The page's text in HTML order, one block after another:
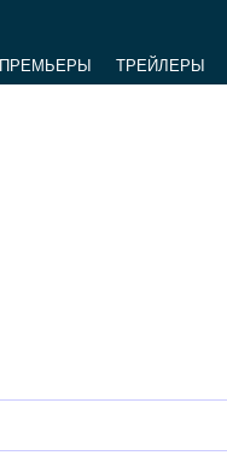
ПРЕМЬЕРЫ ТРЕЙЛЕРЫ